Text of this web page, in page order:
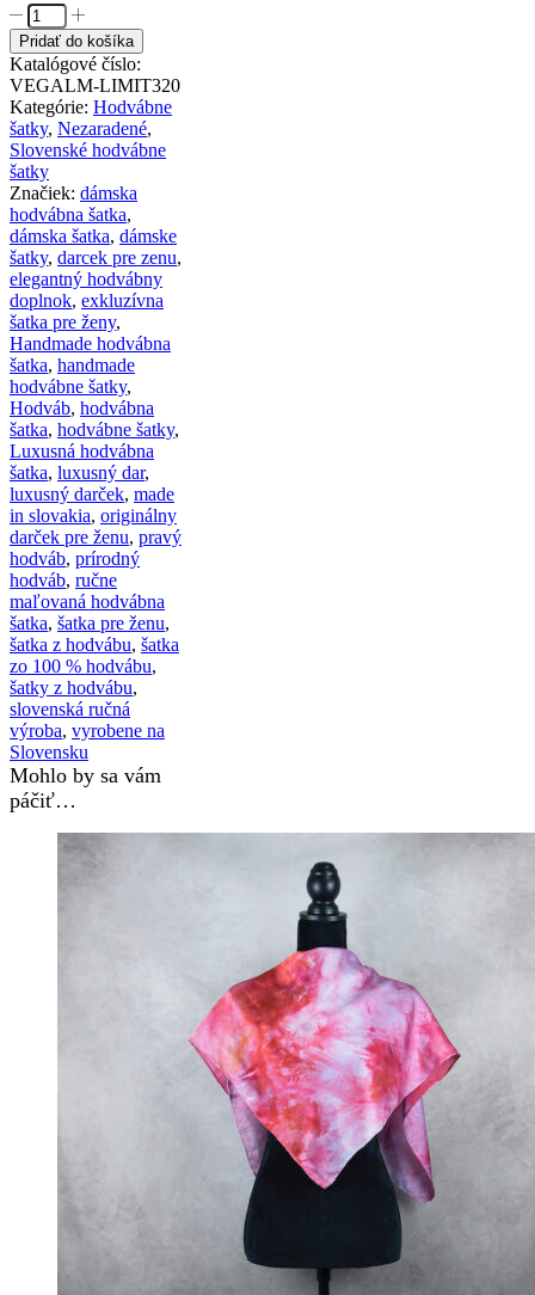
množstvo
Handmade
hodvábna
šatka
LIMITED_320,
Vyrobená
na
Slovensku,
90
x
90cm
Pridať do košíka
Katalógové číslo:
VEGALM-LIMIT320
Kategórie: Hodvábne
šatky, Nezaradené,
Slovenské hodvábne
šatky
Značiek: dámska
hodvábna šatka,
dámska šatka, dámske
šatky, darcek pre zenu,
elegantný hodvábny
doplnok, exkluzívna
šatka pre ženy,
Handmade hodvábna
šatka, handmade
hodvábne šatky,
Hodváb, hodvábna
šatka, hodvábne šatky,
Luxusná hodvábna
šatka, luxusný dar,
luxusný darček, made
in slovakia, originálny
darček pre ženu, pravý
hodváb, prírodný
hodváb, ručne
maľovaná hodvábna
šatka, šatka pre ženu,
šatka z hodvábu, šatka
zo 100 % hodvábu,
šatky z hodvábu,
slovenská ručná
výroba, vyrobene na
Slovensku
Mohlo by sa vám
páčiť…